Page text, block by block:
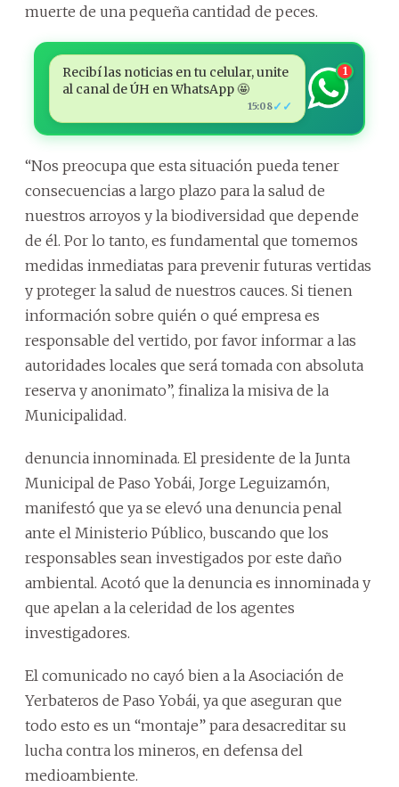
muerte de una pequeña cantidad de peces.
Recibí las noticias en tu celular, unite
al canal de ÚH en WhatsApp 🤩
15:08✓✓
1
“Nos preocupa que esta situación pueda tener
consecuencias a largo plazo para la salud de
nuestros arroyos y la biodiversidad que depende
de él. Por lo tanto, es fundamental que tomemos
medidas inmediatas para prevenir futuras vertidas
y proteger la salud de nuestros cauces. Si tienen
información sobre quién o qué empresa es
responsable del vertido, por favor informar a las
autoridades locales que será tomada con absoluta
reserva y anonimato”, finaliza la misiva de la
Municipalidad.
denuncia innominada. El presidente de la Junta
Municipal de Paso Yobái, Jorge Leguizamón,
manifestó que ya se elevó una denuncia penal
ante el Ministerio Público, buscando que los
responsables sean investigados por este daño
ambiental. Acotó que la denuncia es innominada y
que apelan a la celeridad de los agentes
investigadores.
El comunicado no cayó bien a la Asociación de
Yerbateros de Paso Yobái, ya que aseguran que
todo esto es un “montaje” para desacreditar su
lucha contra los mineros, en defensa del
medioambiente.